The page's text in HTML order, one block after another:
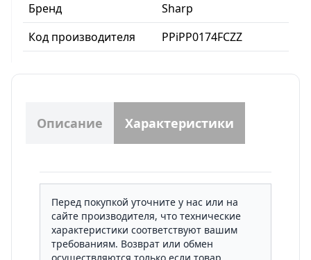
Бренд
Sharp
Код производителя
PPiPP0174FCZZ
Описание Характеристики
Перед покупкой уточните у нас или на
сайте производителя, что технические
характеристики соответствуют вашим
требованиям. Возврат или обмен